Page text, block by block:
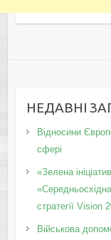
НЕДАВНІ
Відносини
сфері
«Зелена
«Середньосхідна
стратегії Vision
Військова